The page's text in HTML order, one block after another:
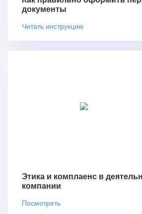
документы
Читать инструкцию
Этика и комплаенс в
компании
Посмотреть